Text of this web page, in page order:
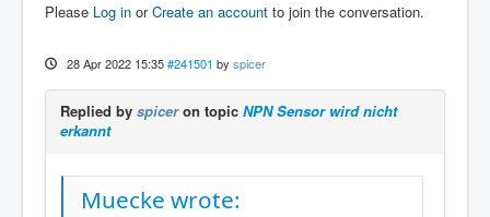
Please Log in orCreate an account to join the conversation.
28 Apr 2022 15:35 #241501 by spicer
Replied by spiceron topic NPN Sensor wird nicht
erkannt
Muecke wrote: